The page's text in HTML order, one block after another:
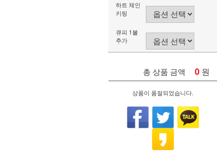
하트 체인
키링
큐피 1볼
추가
총 상품 금액 0 원
상품이 품절되었습니다.